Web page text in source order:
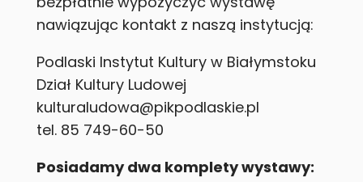
nawiązując kontakt z naszą instytucją:
Podlaski Instytut Kultury w Białymstoku
Dział Kultury Ludowej
kulturaludowa@pikpodlaskie.pl
tel. 85 749-60-50
Posiadamy dwa komplety wystawy: